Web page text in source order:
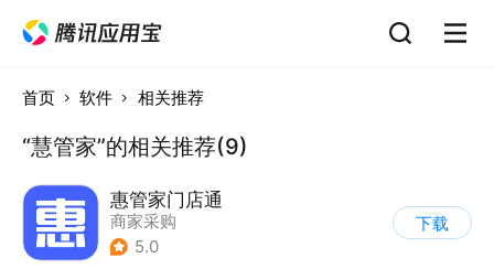
首页 软件 相关推荐
“慧管家”的相关推荐(9)
惠管家门店通
商家采购
5.0
下载